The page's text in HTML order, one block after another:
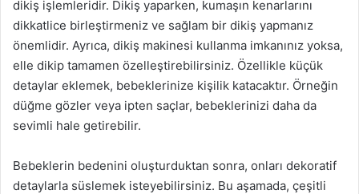
dikiş işlemleridir. Dikiş yaparken, kumaşın kenarlarını
dikkatlice birleştirmeniz ve sağlam bir dikiş yapmanız
önemlidir. Ayrıca, dikiş makinesi kullanma imkanınız yoksa,
elle dikip tamamen özelleştirebilirsiniz. Özellikle küçük
detaylar eklemek, bebeklerinize kişilik katacaktır. Örneğin
düğme gözler veya ipten saçlar, bebeklerinizi daha da
sevimli hale getirebilir.
Bebeklerin bedenini oluşturduktan sonra, onları dekoratif
detaylarla süslemek isteyebilirsiniz. Bu aşamada, çeşitli